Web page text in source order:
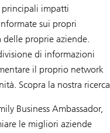
principali impatti
sui propri
delle proprie aziende.
di informazioni
il proprio network
Scopra la nostra ricerca
Business Ambassador,
le migliori aziende